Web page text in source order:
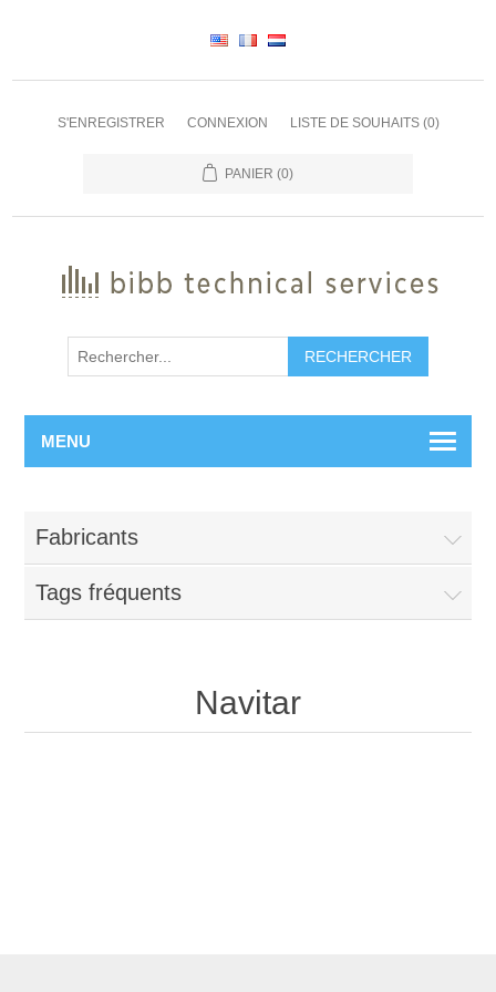
S'ENREGISTRER CONNEXION LISTE DE SOUHAITS (0)
PANIER (0)
RECHERCHER
MENU
Fabricants
Tags fréquents
Navitar